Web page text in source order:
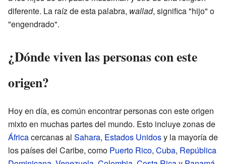
diferente. La raíz de esta palabra, wallad, significa "hijo" o
"engendrado".
¿Dónde viven las personas con este
origen?
Hoy en día, es común encontrar personas con este origen
mixto en muchas partes del mundo. Esto incluye zonas de
Áfricacercanas al Sahara, Estados Unidosy la mayoría de
los países del Caribe, como Puerto Rico, Cuba, República